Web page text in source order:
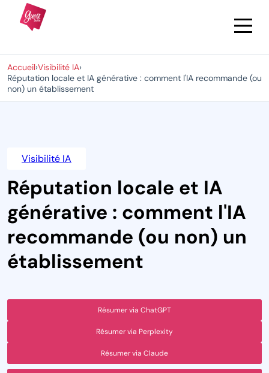
Accueil›Visibilité IA›
Réputation locale et IA générative : comment l'IA recommande (ou
non) un établissement
Visibilité IA
Réputation locale et IA
générative : comment l'IA
recommande (ou non) un
établissement
Résumer via ChatGPT
Résumer via Perplexity
Résumer via Claude